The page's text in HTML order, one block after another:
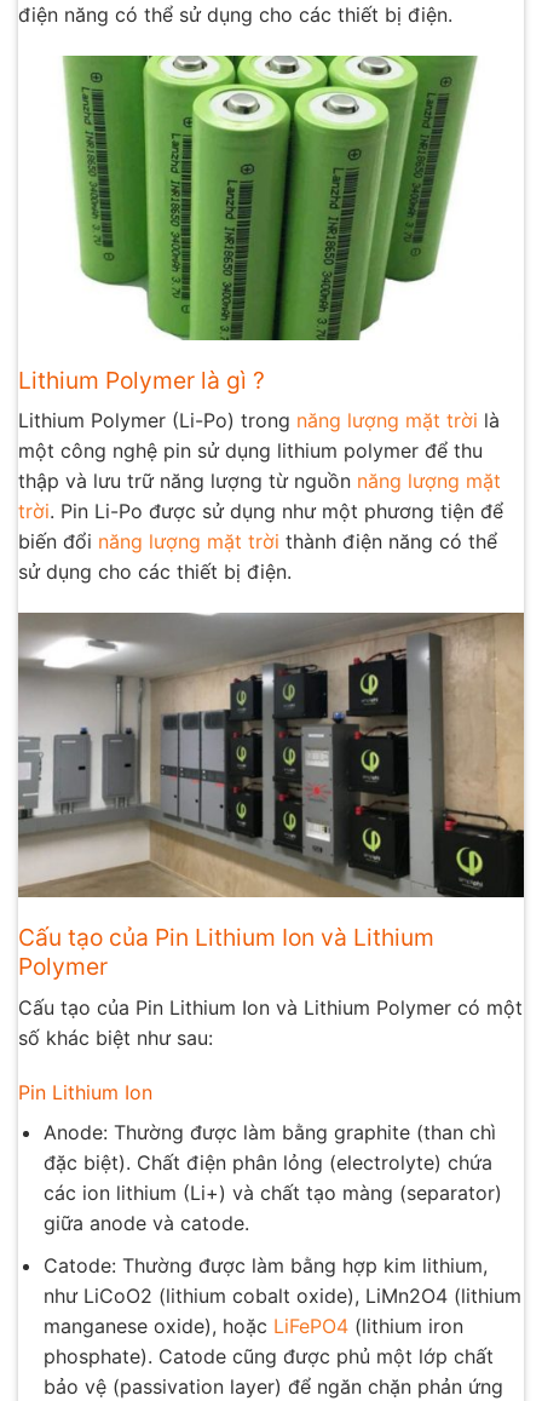
điện năng có thể sử dụng cho các thiết bị điện.
Lithium Polymer là gì ?
Lithium Polymer (Li-Po) trong năng lượng mặt trời là
một công nghệ pin sử dụng lithium polymer để thu
thập và lưu trữ năng lượng từ nguồn năng lượng mặt
trời. Pin Li-Po được sử dụng như một phương tiện để
biến đổi năng lượng mặt trời thành điện năng có thể
sử dụng cho các thiết bị điện.
Cấu tạo của Pin Lithium Ion và Lithium
Polymer
Cấu tạo của Pin Lithium Ion và Lithium Polymer có một
số khác biệt như sau:
Pin Lithium Ion
Anode: Thường được làm bằng graphite (than chì
đặc biệt). Chất điện phân lỏng (electrolyte) chứa
các ion lithium (Li+) và chất tạo màng (separator)
giữa anode và catode.
Catode: Thường được làm bằng hợp kim lithium,
như LiCoO2 (lithium cobalt oxide), LiMn2O4 (lithium
manganese oxide), hoặc LiFePO4(lithium iron
phosphate). Catode cũng được phủ một lớp chất
bảo vệ (passivation layer) để ngăn chặn phản ứng